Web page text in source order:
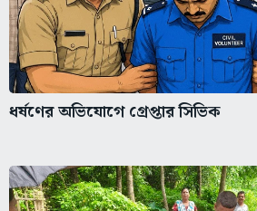
ধর্ষণের অভিযোগে গ্রেপ্তার সিভিক